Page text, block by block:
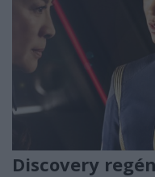
Discovery